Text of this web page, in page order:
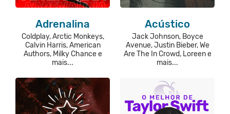
Adrenalina
Coldplay, Arctic Monkeys,
Calvin Harris, American
Authors, Milky Chance e
mais...
Acústico
Jack Johnson, Boyce
Avenue, Justin Bieber, We
Are The In Crowd, Loreen e
mais...